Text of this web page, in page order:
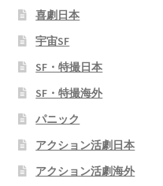
喜劇日本
宇宙SF
SF・特撮日本
SF・特撮海外
パニック
アクション活劇日本
アクション活劇海外